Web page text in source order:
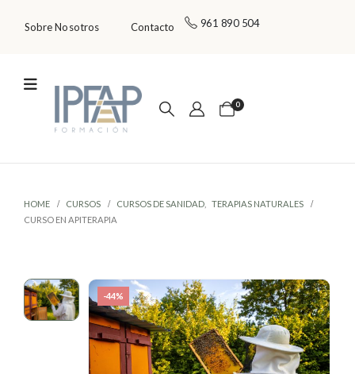
Sobre Nosotros Contacto 961 890 504
0
HOME CURSOS CURSOS DE SANIDAD
TERAPIAS NATURALES
CURSO EN APITERAPIA
-44%